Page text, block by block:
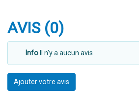
AVIS (0)
Info Il n'y a aucun avis
Ajouter votre avis